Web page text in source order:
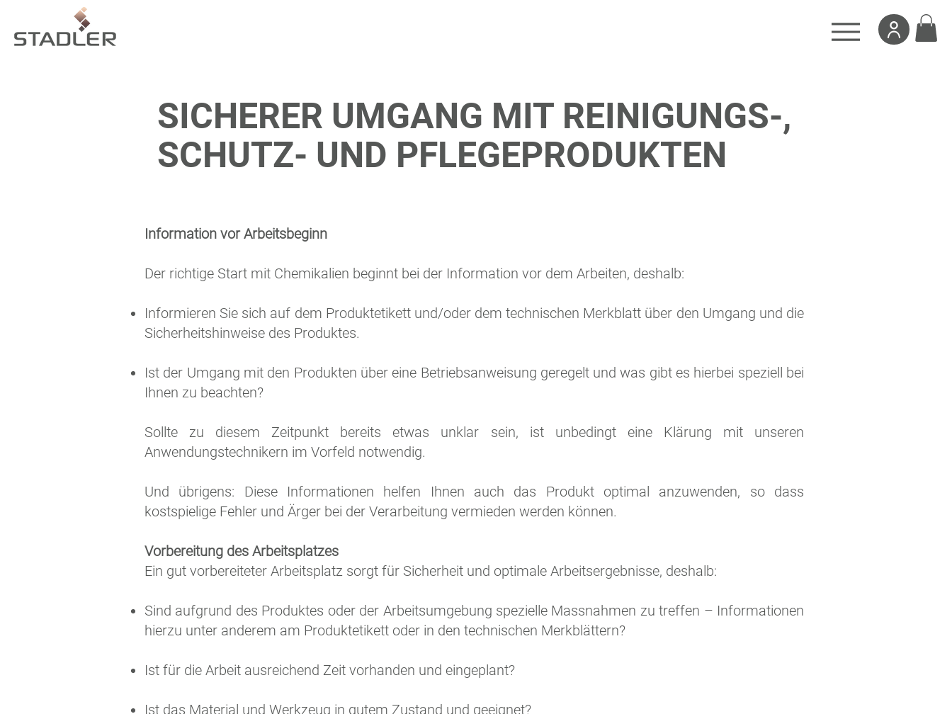
SICHERER UMGANG MIT REINIGUNGS-,
SCHUTZ- UND PFLEGEPRODUKTEN
Information vor Arbeitsbeginn
Der richtige Start mit Chemikalien beginnt bei der Information vor dem Arbeiten, deshalb:
Informieren Sie sich auf dem Produktetikett und/oder dem technischen Merkblatt über den Umgang und die
Sicherheitshinweise des Produktes.
Ist der Umgang mit den Produkten über eine Betriebsanweisung geregelt und was gibt es hierbei speziell bei
Ihnen zu beachten?
Sollte zu diesem Zeitpunkt bereits etwas unklar sein, ist unbedingt eine Klärung mit unseren
Anwendungstechnikern im Vorfeld notwendig.
Und übrigens: Diese Informationen helfen Ihnen auch das Produkt optimal anzuwenden, so dass
kostspielige Fehler und Ärger bei der Verarbeitung vermieden werden können.
Vorbereitung des Arbeitsplatzes
Ein gut vorbereiteter Arbeitsplatz sorgt für Sicherheit und optimale Arbeitsergebnisse, deshalb:
Sind aufgrund des Produktes oder der Arbeitsumgebung spezielle Massnahmen zu treffen – Informationen
hierzu unter anderem am Produktetikett oder in den technischen Merkblättern?
Ist für die Arbeit ausreichend Zeit vorhanden und eingeplant?
Ist das Material und Werkzeug in gutem Zustand und geeignet?